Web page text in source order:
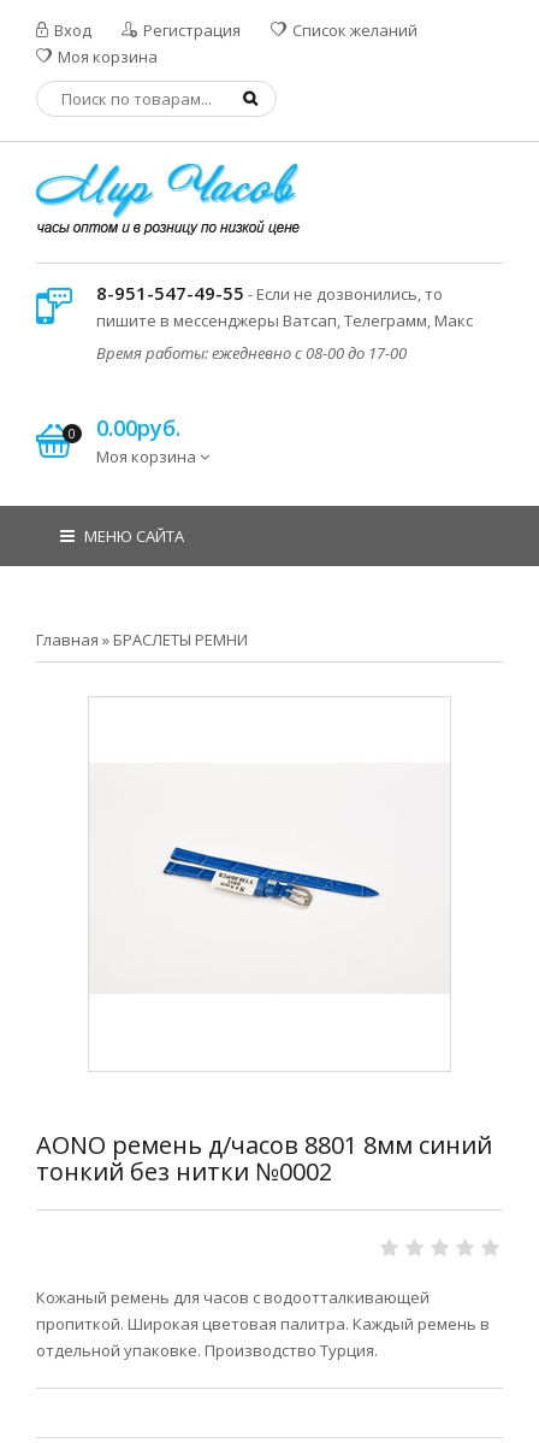
Вход Регистрация
Список желаний
Моя корзина
8-951-547-49-55 - Если не дозвонились, то
пишите в мессенджеры Ватсап, Телеграмм, Макс
Время работы: ежедневно с 08-00 до 17-00
0 0.00руб.
Моя корзина
МЕНЮ САЙТА
Главная » БРАСЛЕТЫ РЕМНИ
AONO ремень д/часов 8801 8мм синий
тонкий без нитки №0002
Кожаный ремень для часов с водоотталкивающей
пропиткой. Широкая цветовая палитра. Каждый ремень в
отдельной упаковке. Производство Турция.